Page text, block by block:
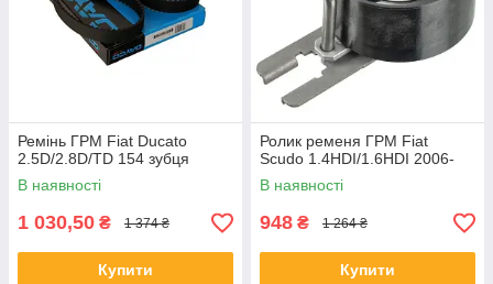
Ремінь ГРМ Fiat Ducato
2.5D/2.8D/TD 154 зубця
В наявності
1 030,50 ₴ 1 374 ₴
Купити
Ролик ременя ГРМ Fiat
Scudo 1.4HDI/1.6HDI 2006-
В наявності
948 ₴ 1 264 ₴
Купити